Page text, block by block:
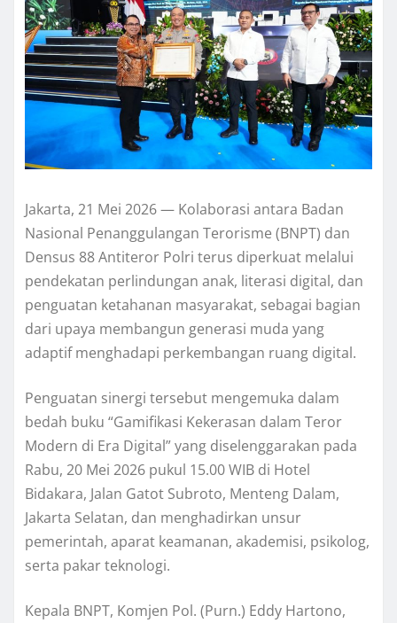
Jakarta, 21 Mei 2026 — Kolaborasi antara Badan
Nasional Penanggulangan Terorisme (BNPT) dan
Densus 88 Antiteror Polri terus diperkuat melalui
pendekatan perlindungan anak, literasi digital, dan
penguatan ketahanan masyarakat, sebagai bagian
dari upaya membangun generasi muda yang
adaptif menghadapi perkembangan ruang digital.
Penguatan sinergi tersebut mengemuka dalam
bedah buku “Gamifikasi Kekerasan dalam Teror
Modern di Era Digital” yang diselenggarakan pada
Rabu, 20 Mei 2026 pukul 15.00 WIB di Hotel
Bidakara, Jalan Gatot Subroto, Menteng Dalam,
Jakarta Selatan, dan menghadirkan unsur
pemerintah, aparat keamanan, akademisi, psikolog,
serta pakar teknologi.
Kepala BNPT, Komjen Pol. (Purn.) Eddy Hartono,